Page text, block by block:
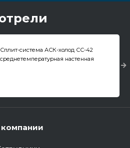
Сплит-система АСК-холод СС-42
среднетемпературная настенная